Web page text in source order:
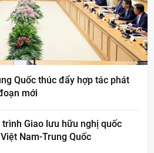
Quốc thúc đẩy hợp tác phát
mới
Giao lưu hữu nghị quốc
Nam-Trung Quốc